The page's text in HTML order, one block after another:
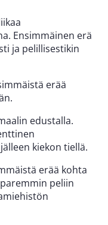
Ensimmäinen erä
ja pelillisestikin
erää
edustalla.
kiekon tiellä.
erää kohta
peliin